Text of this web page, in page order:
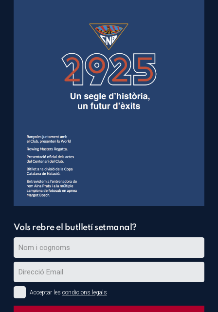
Vols rebre el butlletí setmanal?
Acceptar les condicions legals